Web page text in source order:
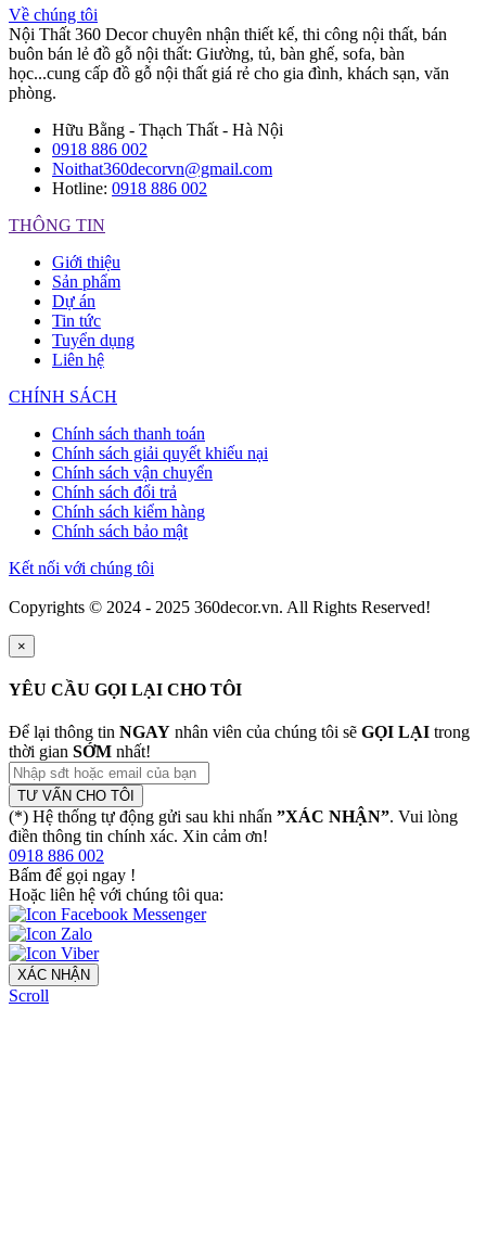
Về chúng tôi
Nội Thất 360 Decor chuyên nhận thiết kế, thi công nội thất, bán
buôn bán lẻ đồ gỗ nội thất: Giường, tủ, bàn ghế, sofa, bàn
học...cung cấp đồ gỗ nội thất giá rẻ cho gia đình, khách sạn, văn
phòng.
Hữu Bằng - Thạch Thất - Hà Nội
0918 886 002
Noithat360decorvn@gmail.com
Hotline: 0918 886 002
THÔNG TIN
Giới thiệu
Sản phẩm
Dự án
Tin tức
Tuyển dụng
Liên hệ
CHÍNH SÁCH
Chính sách thanh toán
Chính sách giải quyết khiếu nại
Chính sách vận chuyển
Chính sách đổi trả
Chính sách kiểm hàng
Chính sách bảo mật
Kết nối với chúng tôi
Copyrights © 2024 - 2025 360decor.vn. All Rights Reserved!
×
YÊU CẦU GỌI LẠI CHO TÔI
Để lại thông tin NGAY nhân viên của chúng tôi sẽ GỌI LẠI trong
thời gian SỚM nhất!
TƯ VẤN CHO TÔI
(*) Hệ thống tự động gửi sau khi nhấn ”XÁC NHẬN”. Vui lòng
điền thông tin chính xác. Xin cảm ơn!
0918 886 002
Bấm để gọi ngay !
Hoặc liên hệ với chúng tôi qua:
XÁC NHẬN
Scroll